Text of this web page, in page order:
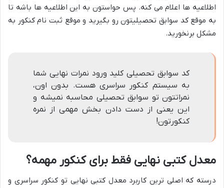
اطلاعیه ها اعلام می کنه. پس حواستون به این اطلاعیه ها باشه تا
به موقع کد سوابق تحصیلیتون رو بگیرید و موقع ثبت نام کنکور به
مشکل برنخورید.
کد سوابق تحصیلی کلید ورود نمرات نهایی شما
به سیستم کنکور سراسری هست. بدون اون،
نمراتتون تو سوابق تحصیلی محاسبه نمیشه و
این یعنی از دست دادن بخش مهمی از نمره
کنکورتون!
معدل کتبی نهایی فقط برای کنکور مهمه؟
درسته که اصلی ترین کاربرد معدل کتبی نهایی تو کنکور سراسری و